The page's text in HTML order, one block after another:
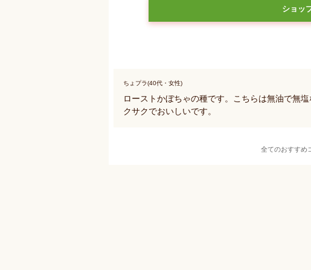
ショッ
ちょプラ(40代・女性)
ローストかぼちゃの種です。こちらは無油で無
クサクでおいしいです。
全てのおすすめ